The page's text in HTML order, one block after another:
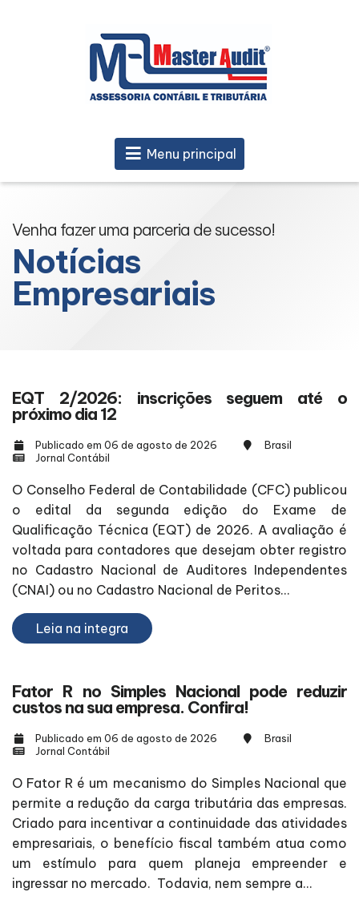
Menu principal
Venha fazer uma parceria de sucesso!
Notícias
Empresariais
EQT 2/2026: inscrições seguem até o
próximo dia 12
Publicado em 06 de agosto de 2026
Brasil
Jornal Contábil
O Conselho Federal de Contabilidade (CFC) publicou
o edital da segunda edição do Exame de
Qualificação Técnica (EQT) de 2026. A avaliação é
voltada para contadores que desejam obter registro
no Cadastro Nacional de Auditores Independentes
(CNAI) ou no Cadastro Nacional de Peritos...
Leia na integra
Fator R no Simples Nacional pode reduzir
custos na sua empresa. Confira!
Publicado em 06 de agosto de 2026
Brasil
Jornal Contábil
O Fator R é um mecanismo do Simples Nacional que
permite a redução da carga tributária das empresas.
Criado para incentivar a continuidade das atividades
empresariais, o benefício fiscal também atua como
um estímulo para quem planeja empreender e
ingressar no mercado. Todavia, nem sempre a...